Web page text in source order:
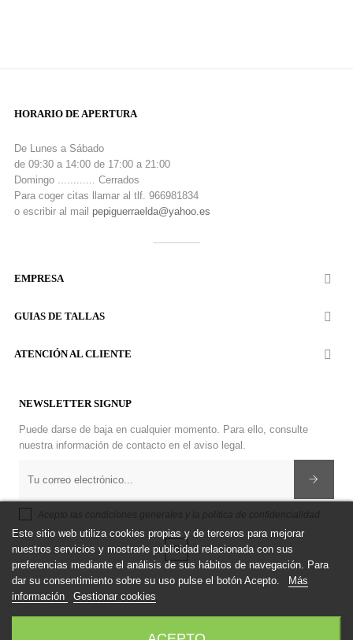
HORARIO DE APERTURA
De Lunes a Sábado
de 09:30 a 14:00 de 17:00 a 21:00
Domingo ............ Cerrados
Para coger citas llamar al tlf. 966981834
o escribir al mail pepiguerraelda@yahoo.es
EMPRESA 
GUIAS DE TALLAS 
ATENCIÓN AL CLIENTE 
NEWSLETTER SIGNUP
Puede darse de baja en cualquier momento. Para ello, consulte
nuestra información de contacto en el aviso legal.
Acepto las condiciones generales y la política de confidencialidad
Facebook
Este sitio web utiliza cookies propias y de terceros para mejorar
nuestros servicios y mostrarle publicidad relacionada con sus
preferencias mediante el análisis de sus hábitos de navegación. Para
dar su consentimiento sobre su uso pulse el botón Acepto.
Más
información
Gestionar cookies